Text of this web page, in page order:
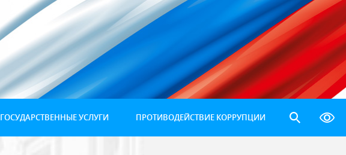
ГОСУДАРСТВЕННЫЕ УСЛУГИ ПРОТИВОДЕЙСТВИЕ КОРРУПЦИИ